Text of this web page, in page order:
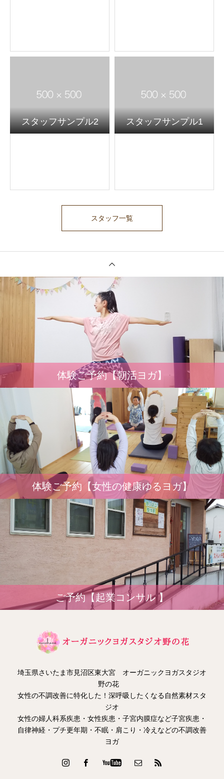
スタッフサンプル2 スタッフサンプル1
スタッフ一覧
体験ご予約【朝活ヨガ】
体験ご予約【女性の健康ゆるヨガ】
ご予約【起業コンサル 】
埼玉県さいたま市見沼区東大宮 オーガニックヨガスタジオ
野の花
女性の不調改善に特化した！深呼吸したくなる自然素材スタ
ジオ
女性の婦人科系疾患・女性疾患・子宮内膜症など子宮疾患・
自律神経・プチ更年期・不眠・肩こり・冷えなどの不調改善
ヨガ